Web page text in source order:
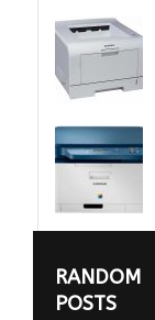
RANDOM
POSTS